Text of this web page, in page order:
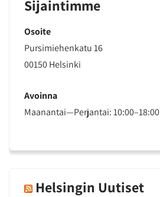
Sijaintimme
Osoite
Pursimiehenkatu 16
00150 Helsinki
Avoinna
Maanantai—Perjantai: 10:00–18:00
Helsingin Uutiset